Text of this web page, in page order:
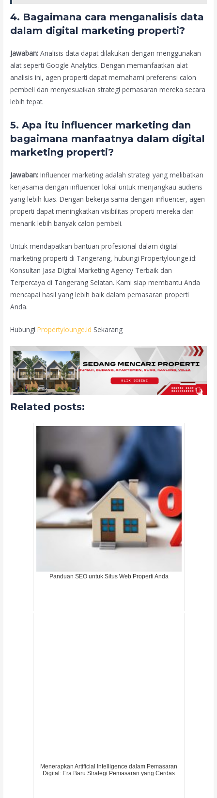
4. Bagaimana cara menganalisis data
dalam digital marketing properti?
Jawaban: Analisis data dapat dilakukan dengan menggunakan
alat seperti Google Analytics. Dengan memanfaatkan alat
analisis ini, agen properti dapat memahami preferensi calon
pembeli dan menyesuaikan strategi pemasaran mereka secara
lebih tepat.
5. Apa itu influencer marketing dan
bagaimana manfaatnya dalam digital
marketing properti?
Jawaban: Influencer marketing adalah strategi yang melibatkan
kerjasama dengan influencer lokal untuk menjangkau audiens
yang lebih luas. Dengan bekerja sama dengan influencer, agen
properti dapat meningkatkan visibilitas properti mereka dan
menarik lebih banyak calon pembeli.
Untuk mendapatkan bantuan profesional dalam digital
marketing properti di Tangerang, hubungi Propertylounge.id:
Konsultan Jasa Digital Marketing Agency Terbaik dan
Terpercaya di Tangerang Selatan. Kami siap membantu Anda
mencapai hasil yang lebih baik dalam pemasaran properti
Anda.
HubungiPropertylounge.id Sekarang
Related posts:
Panduan SEO untuk Situs Web Properti Anda
Menerapkan Artificial Intelligence dalam Pemasaran
Digital: Era Baru Strategi Pemasaran yang Cerdas